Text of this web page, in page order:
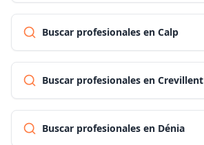
Buscar profesionales en Calp
Buscar profesionales en Crevillent
Buscar profesionales en Dénia